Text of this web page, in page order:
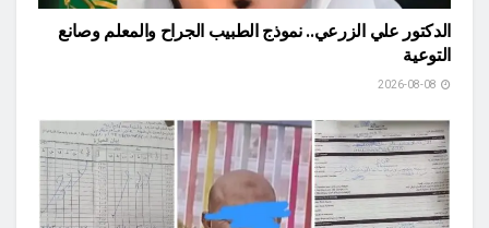
الدكتور علي الزرعي.. نموذج الطبيب الجراح والمعلم وصانع
التوعية